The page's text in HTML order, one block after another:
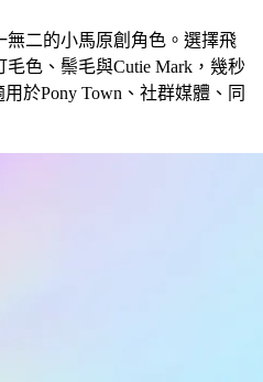
二的小馬原創角色。選擇飛
色、鬃毛與Cutie Mark，幾秒
於Pony Town、社群媒體、同